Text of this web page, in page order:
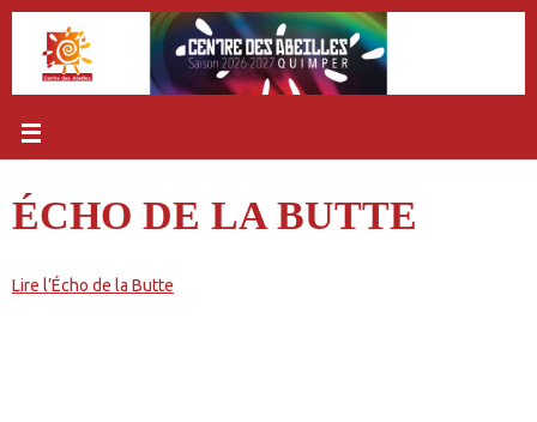
Passer
contenu
ÉCHO DE LA BUTTE
Lire l’Écho de la Butte